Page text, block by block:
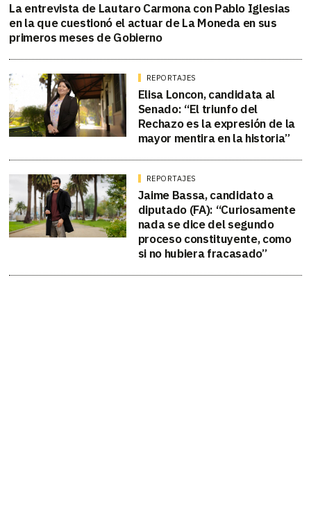
La entrevista de Lautaro Carmona con Pablo Iglesias
en la que cuestionó el actuar de La Moneda en sus
primeros meses de Gobierno
REPORTAJES
Elisa Loncon, candidata al
Senado: “El triunfo del
Rechazo es la expresión de la
mayor mentira en la historia”
REPORTAJES
Jaime Bassa, candidato a
diputado (FA): “Curiosamente
nada se dice del segundo
proceso constituyente, como
si no hubiera fracasado”